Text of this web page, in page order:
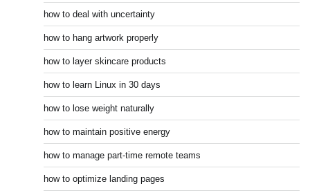
how to deal with uncertainty
how to hang artwork properly
how to layer skincare products
how to learn Linux in 30 days
how to lose weight naturally
how to maintain positive energy
how to manage part-time remote teams
how to optimize landing pages